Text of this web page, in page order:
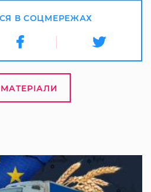
В СОЦМЕРЕЖАХ
МАТЕРІАЛИ